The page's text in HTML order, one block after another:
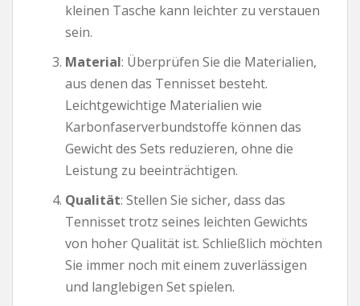
kleinen Tasche kann leichter zu verstauen
sein.
Material: Überprüfen Sie die Materialien,
aus denen das Tennisset besteht.
Leichtgewichtige Materialien wie
Karbonfaserverbundstoffe können das
Gewicht des Sets reduzieren, ohne die
Leistung zu beeinträchtigen.
Qualität: Stellen Sie sicher, dass das
Tennisset trotz seines leichten Gewichts
von hoher Qualität ist. Schließlich möchten
Sie immer noch mit einem zuverlässigen
und langlebigen Set spielen.